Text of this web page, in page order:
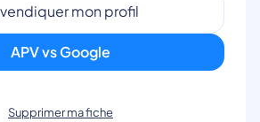
mon profil
APV vs Google
Supprimer ma fiche